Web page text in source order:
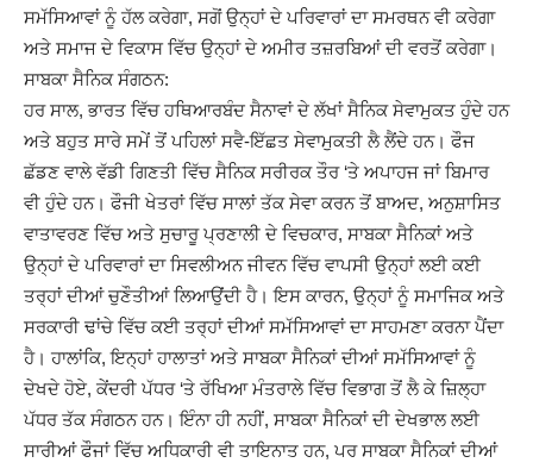
ਸਮੱਸਿਆਵਾਂ ਨੂੰ ਹੱਲ ਕਰੇਗਾ, ਸਗੋਂ ਉਨ੍ਹਾਂ ਦੇ ਪਰਿਵਾਰਾਂ ਦਾ ਸਮਰਥਨ ਵੀ ਕਰੇਗਾ
ਅਤੇ ਸਮਾਜ ਦੇ ਵਿਕਾਸ ਵਿੱਚ ਉਨ੍ਹਾਂ ਦੇ ਅਮੀਰ ਤਜ਼ਰਬਿਆਂ ਦੀ ਵਰਤੋਂ ਕਰੇਗਾ।
ਸਾਬਕਾ ਸੈਨਿਕ ਸੰਗਠਨ:
ਹਰ ਸਾਲ, ਭਾਰਤ ਵਿੱਚ ਹਥਿਆਰਬੰਦ ਸੈਨਾਵਾਂ ਦੇ ਲੱਖਾਂ ਸੈਨਿਕ ਸੇਵਾਮੁਕਤ ਹੁੰਦੇ ਹਨ
ਅਤੇ ਬਹੁਤ ਸਾਰੇ ਸਮੇਂ ਤੋਂ ਪਹਿਲਾਂ ਸਵੈ-ਇੱਛਤ ਸੇਵਾਮੁਕਤੀ ਲੈ ਲੈਂਦੇ ਹਨ। ਫੌਜ
ਛੱਡਣ ਵਾਲੇ ਵੱਡੀ ਗਿਣਤੀ ਵਿੱਚ ਸੈਨਿਕ ਸਰੀਰਕ ਤੌਰ ‘ਤੇ ਅਪਾਹਜ ਜਾਂ ਬਿਮਾਰ
ਵੀ ਹੁੰਦੇ ਹਨ। ਫੌਜੀ ਖੇਤਰਾਂ ਵਿੱਚ ਸਾਲਾਂ ਤੱਕ ਸੇਵਾ ਕਰਨ ਤੋਂ ਬਾਅਦ, ਅਨੁਸ਼ਾਸਿਤ
ਵਾਤਾਵਰਣ ਵਿੱਚ ਅਤੇ ਸੁਚਾਰੂ ਪ੍ਰਣਾਲੀ ਦੇ ਵਿਚਕਾਰ, ਸਾਬਕਾ ਸੈਨਿਕਾਂ ਅਤੇ
ਉਨ੍ਹਾਂ ਦੇ ਪਰਿਵਾਰਾਂ ਦਾ ਸਿਵਲੀਅਨ ਜੀਵਨ ਵਿੱਚ ਵਾਪਸੀ ਉਨ੍ਹਾਂ ਲਈ ਕਈ
ਤਰ੍ਹਾਂ ਦੀਆਂ ਚੁਣੌਤੀਆਂ ਲਿਆਉਂਦੀ ਹੈ। ਇਸ ਕਾਰਨ, ਉਨ੍ਹਾਂ ਨੂੰ ਸਮਾਜਿਕ ਅਤੇ
ਸਰਕਾਰੀ ਢਾਂਚੇ ਵਿੱਚ ਕਈ ਤਰ੍ਹਾਂ ਦੀਆਂ ਸਮੱਸਿਆਵਾਂ ਦਾ ਸਾਹਮਣਾ ਕਰਨਾ ਪੈਂਦਾ
ਹੈ। ਹਾਲਾਂਕਿ, ਇਨ੍ਹਾਂ ਹਾਲਾਤਾਂ ਅਤੇ ਸਾਬਕਾ ਸੈਨਿਕਾਂ ਦੀਆਂ ਸਮੱਸਿਆਵਾਂ ਨੂੰ
ਦੇਖਦੇ ਹੋਏ, ਕੇਂਦਰੀ ਪੱਧਰ ‘ਤੇ ਰੱਖਿਆ ਮੰਤਰਾਲੇ ਵਿੱਚ ਵਿਭਾਗ ਤੋਂ ਲੈ ਕੇ ਜ਼ਿਲ੍ਹਾ
ਪੱਧਰ ਤੱਕ ਸੰਗਠਨ ਹਨ। ਇੰਨਾ ਹੀ ਨਹੀਂ, ਸਾਬਕਾ ਸੈਨਿਕਾਂ ਦੀ ਦੇਖਭਾਲ ਲਈ
ਸਾਰੀਆਂ ਫੌਜਾਂ ਵਿੱਚ ਅਧਿਕਾਰੀ ਵੀ ਤਾਇਨਾਤ ਹਨ, ਪਰ ਸਾਬਕਾ ਸੈਨਿਕਾਂ ਦੀਆਂ